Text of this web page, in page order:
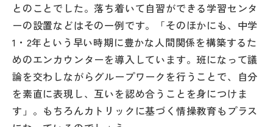
とのことでした。落ち着いて自習ができる学習センタ
ーの設置などはその一例です。「そのほかにも、中学
1・2年という早い時期に豊かな人間関係を構築するた
めのエンカウンターを導入しています。班になって議
論を交わしながらグループワークを行うことで、自分
を素直に表現し、互いを認め合うことを身につけま
す」。もちろんカトリックに基づく情操教育もプラス